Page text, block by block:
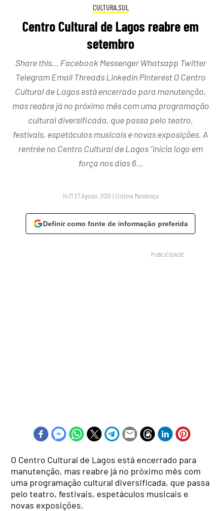
CULTURA.SUL
Centro Cultural de Lagos reabre em
setembro
Share this… Facebook Messenger Whatsapp Twitter
Telegram Email Threads Linkedin Pinterest O Centro
Cultural de Lagos está encerrado para manutenção,
mas reabre já no próximo mês com uma programação
cultural diversificada, que passa pelo teatro,
festivais, espetáculos musicais e novas exposições. A
rentrée no Centro Cultural de Lagos “inicia logo em
força nos dias 6…
14:11 27 Agosto, 2019 | Cristina Mendonça
Definir como fonte de informação preferida
O Centro Cultural de Lagos está encerrado para
manutenção, mas reabre já no próximo mês com
uma programação cultural diversificada, que passa
pelo teatro, festivais, espetáculos musicais e
novas exposições.